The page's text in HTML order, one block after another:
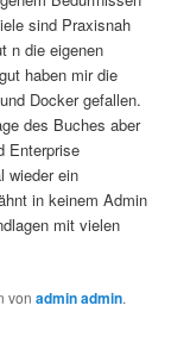
sind Praxisnah
n die eigenen
haben mir die
Docker gefallen.
des Buches aber
Enterprise
wieder ein
in keinem Admin
mit vielen
vonadmin admin.